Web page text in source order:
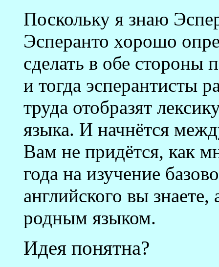
Поскольку я знаю
Эсперанто хорошо
сделать в обе стороны
и тогда эсперантисты
труда отобразят
языка. И начнётся
Вам не придётся, как
года на изучение
английского вы знаете,
родным языком.
Идея понятна?